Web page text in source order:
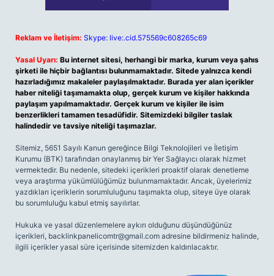
Reklam ve İletişim: Skype: live:.cid.575569c608265c69
Yasal Uyarı: Bu internet sitesi, herhangi bir marka, kurum veya şahıs
şirketi ile hiçbir bağlantısı bulunmamaktadır. Sitede yalnızca kendi
hazırladığımız makaleler paylaşılmaktadır. Burada yer alan içerikler
haber niteliği taşımamakta olup, gerçek kurum ve kişiler hakkında
paylaşım yapılmamaktadır. Gerçek kurum ve kişiler ile isim
benzerlikleri tamamen tesadüfidir. Sitemizdeki bilgiler taslak
halindedir ve tavsiye niteliği taşımazlar.
Sitemiz, 5651 Sayılı Kanun gereğince Bilgi Teknolojileri ve İletişim
Kurumu (BTK) tarafından onaylanmış bir Yer Sağlayıcı olarak hizmet
vermektedir. Bu nedenle, sitedeki içerikleri proaktif olarak denetleme
veya araştırma yükümlülüğümüz bulunmamaktadır. Ancak, üyelerimiz
yazdıkları içeriklerin sorumluluğunu taşımakta olup, siteye üye olarak
bu sorumluluğu kabul etmiş sayılırlar.
Hukuka ve yasal düzenlemelere aykırı olduğunu düşündüğünüz
içerikleri, backlinkpanelicomtr@gmail.com adresine bildirmeniz halinde,
ilgili içerikler yasal süre içerisinde sitemizden kaldırılacaktır.